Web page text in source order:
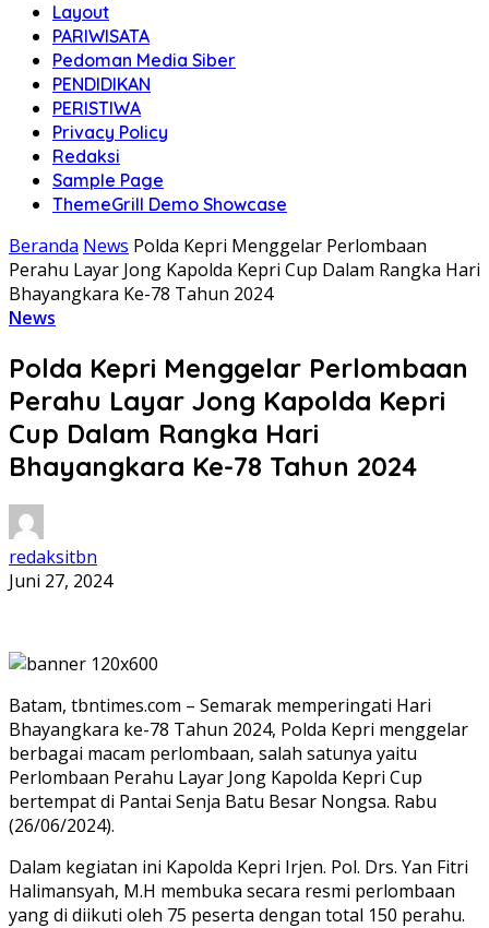
Layout
PARIWISATA
Pedoman Media Siber
PENDIDIKAN
PERISTIWA
Privacy Policy
Redaksi
Sample Page
ThemeGrill Demo Showcase
Beranda News Polda Kepri Menggelar Perlombaan
Perahu Layar Jong Kapolda Kepri Cup Dalam Rangka Hari
Bhayangkara Ke-78 Tahun 2024
News
Polda Kepri Menggelar Perlombaan
Perahu Layar Jong Kapolda Kepri
Cup Dalam Rangka Hari
Bhayangkara Ke-78 Tahun 2024
redaksitbn
Juni 27, 2024
Batam, tbntimes.com – Semarak memperingati Hari
Bhayangkara ke-78 Tahun 2024, Polda Kepri menggelar
berbagai macam perlombaan, salah satunya yaitu
Perlombaan Perahu Layar Jong Kapolda Kepri Cup
bertempat di Pantai Senja Batu Besar Nongsa. Rabu
(26/06/2024).
Dalam kegiatan ini Kapolda Kepri Irjen. Pol. Drs. Yan Fitri
Halimansyah, M.H membuka secara resmi perlombaan
yang di diikuti oleh 75 peserta dengan total 150 perahu.